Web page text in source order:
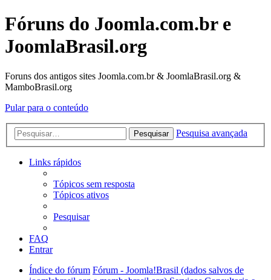
Fóruns do Joomla.com.br e
JoomlaBrasil.org
Foruns dos antigos sites Joomla.com.br & JoomlaBrasil.org &
MamboBrasil.org
Pular para o conteúdo
Pesquisar Pesquisa avançada
Links rápidos
Tópicos sem resposta
Tópicos ativos
Pesquisar
FAQ
Entrar
Índice do fórum Fórum - Joomla!Brasil (dados salvos de